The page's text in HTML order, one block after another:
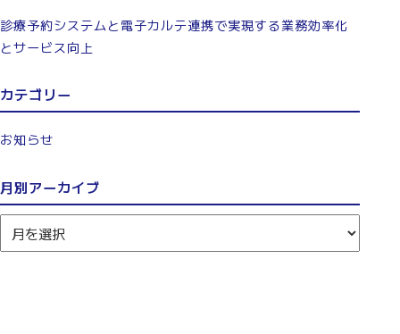
診療予約システムと電子カルテ連携で実現する業務効率化
とサービス向上
カテゴリー
お知らせ
月別アーカイブ